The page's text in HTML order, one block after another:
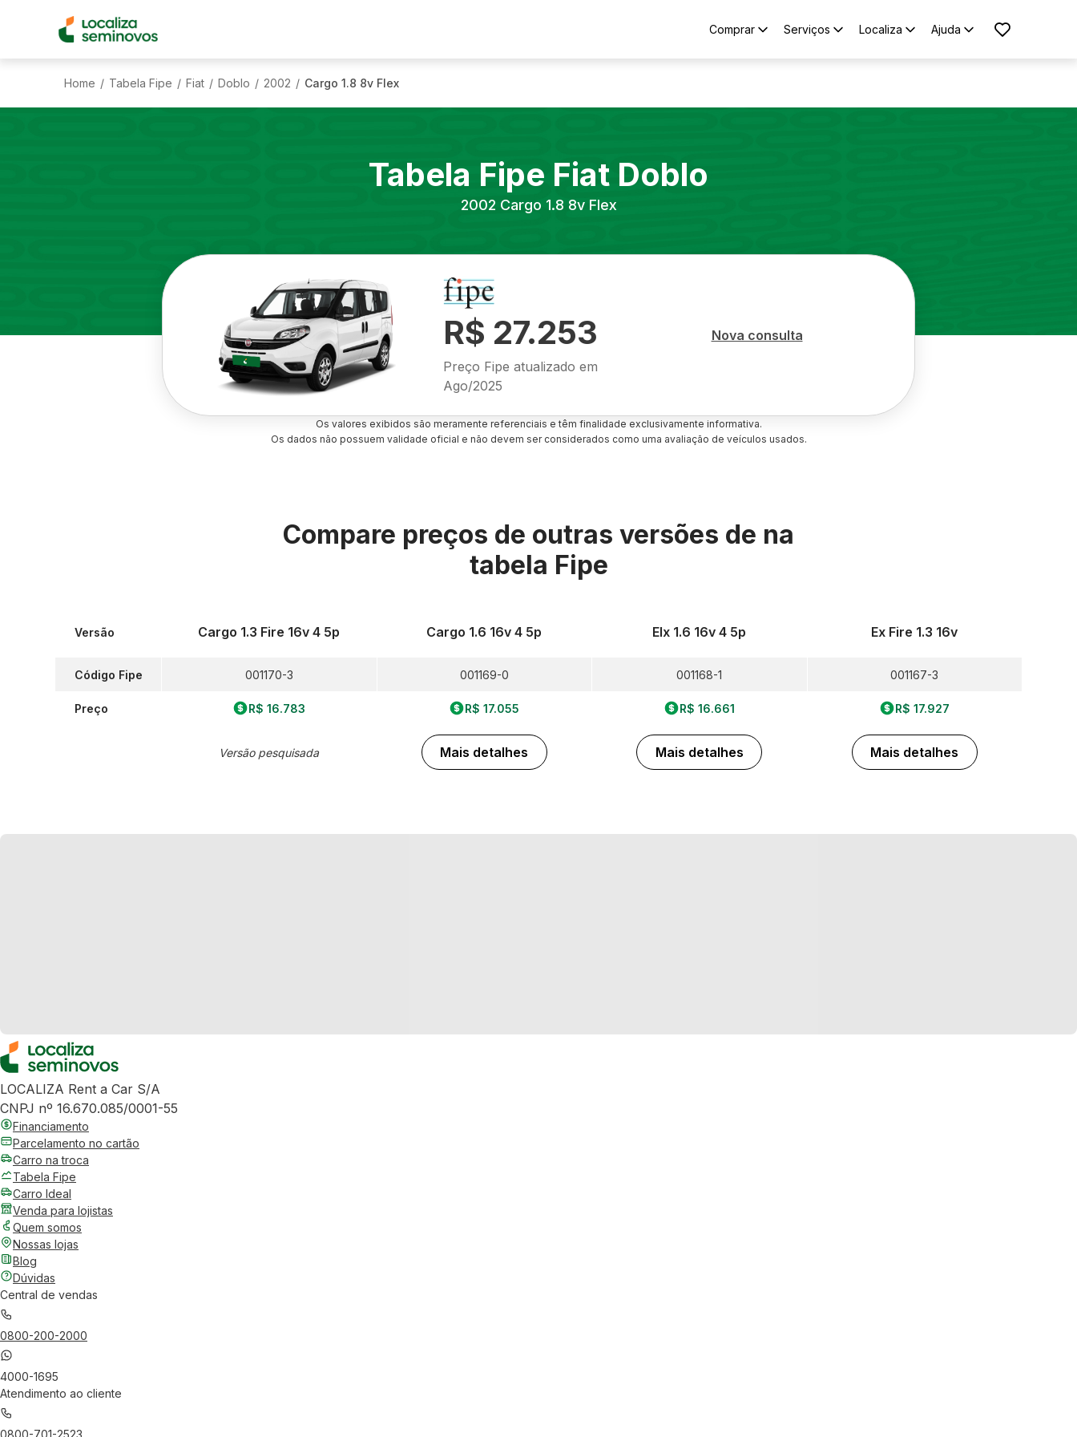
Comprar Serviços Localiza Ajuda
Home / Tabela Fipe / Fiat / Doblo / 2002 / Cargo 1.8 8v Flex
Tabela Fipe Fiat Doblo
2002 Cargo 1.8 8v Flex
R$ 27.253
Preço Fipe atualizado em
Ago/2025
Nova consulta
Os valores exibidos são meramente referenciais e têm finalidade exclusivamente informativa.
Os dados não possuem validade oficial e não devem ser considerados como uma avaliação de veículos usados.
Compare preços de outras versões de na
tabela Fipe
Versão
Código Fipe
Preço
Cargo 1.3 Fire 16v 4 5p
001170-3
R$ 16.783
Versão pesquisada
Cargo 1.6 16v 4 5p
001169-0
R$ 17.055
Mais detalhes
Elx 1.6 16v 4 5p
001168-1
R$ 16.661
Mais detalhes
Ex Fire 1.3 16v
001167-3
R$ 17.927
Mais detalhes
LOCALIZA Rent a Car S/A
CNPJ nº 16.670.085/0001-55
Financiamento
Parcelamento no cartão
Carro na troca
Tabela Fipe
Carro Ideal
Venda para lojistas
Quem somos
Nossas lojas
Blog
Dúvidas
Central de vendas
0800-200-2000
4000-1695
Atendimento ao cliente
0800-701-2523